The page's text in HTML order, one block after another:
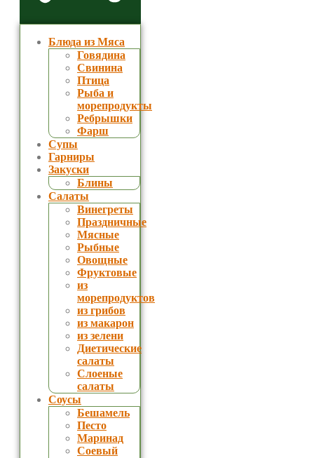
Блюда из Мяса
Говядина
Свинина
Птица
Рыба и
морепродукты
Ребрышки
Фарш
Супы
Гарниры
Закуски
Блины
Салаты
Винегреты
Праздничные
Мясные
Рыбные
Овощные
Фруктовые
из
морепродуктов
из грибов
из макарон
из зелени
Диетические
салаты
Слоеные
салаты
Соусы
Бешамель
Песто
Маринад
Соевый